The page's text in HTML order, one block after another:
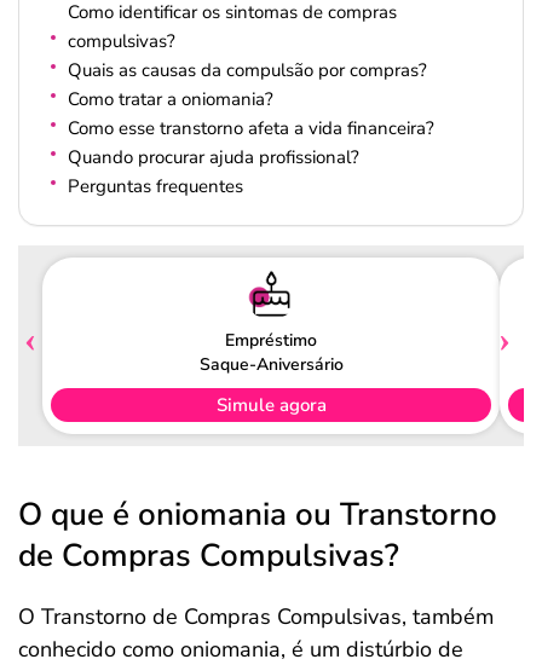
Como identificar os sintomas de compras
compulsivas?
Quais as causas da compulsão por compras?
Como tratar a oniomania?
Como esse transtorno afeta a vida financeira?
Quando procurar ajuda profissional?
Perguntas frequentes
Empréstimo
Saque-Aniversário
Simule agora
O que é oniomania ou Transtorno
de Compras Compulsivas?
O Transtorno de Compras Compulsivas, também
conhecido como oniomania, é um distúrbio de